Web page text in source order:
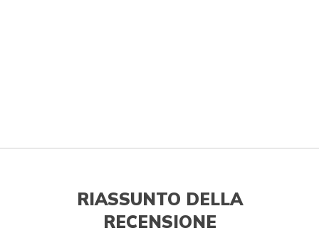
RIASSUNTO DELLA
RECENSIONE